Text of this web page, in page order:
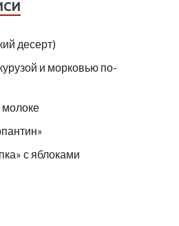
десерт)
и морковью по-
молоке
с яблоками